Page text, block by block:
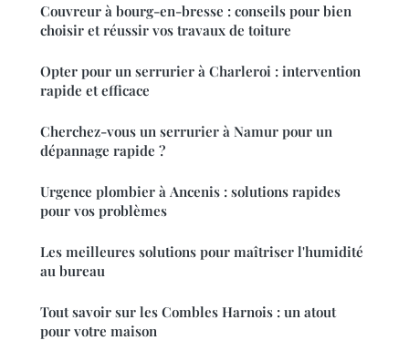
Couvreur à bourg-en-bresse : conseils pour bien
choisir et réussir vos travaux de toiture
Opter pour un serrurier à Charleroi : intervention
rapide et efficace
Cherchez-vous un serrurier à Namur pour un
dépannage rapide ?
Urgence plombier à Ancenis : solutions rapides
pour vos problèmes
Les meilleures solutions pour maîtriser l'humidité
au bureau
Tout savoir sur les Combles Harnois : un atout
pour votre maison